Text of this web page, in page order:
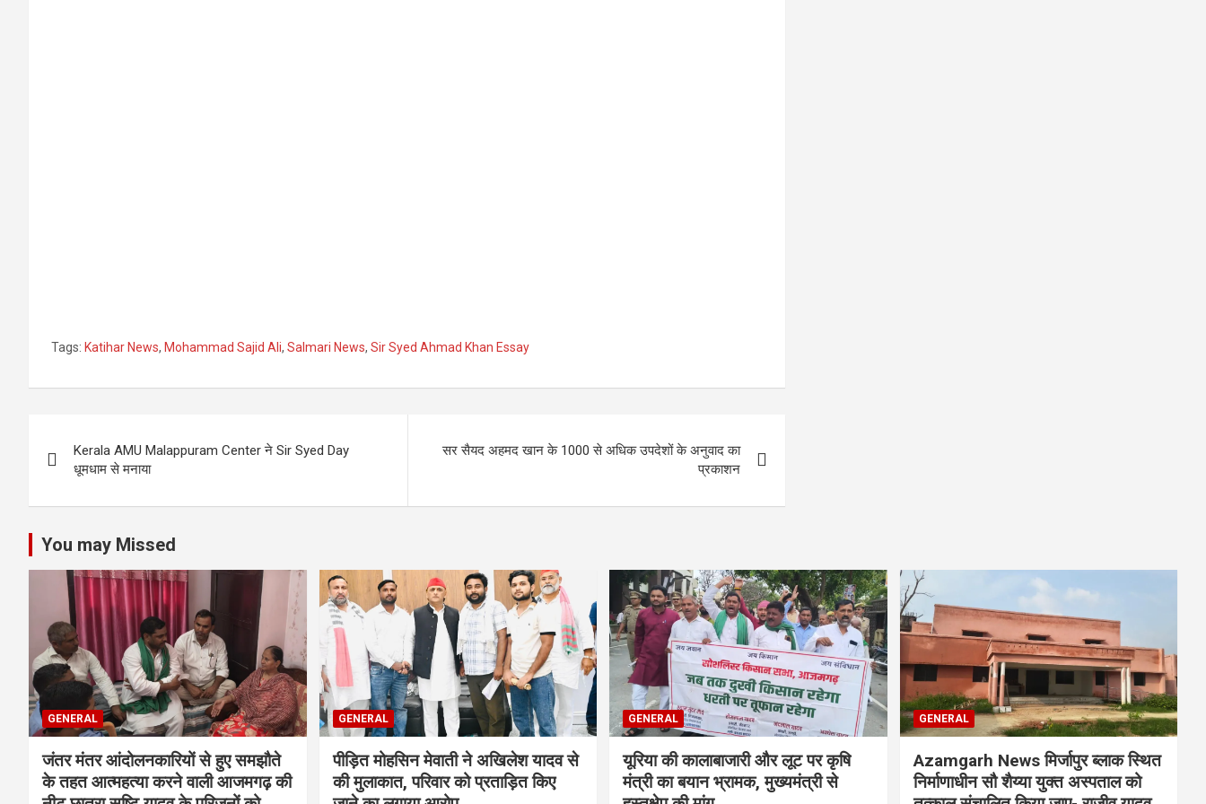
Tags: Katihar News, Mohammad Sajid Ali, Salmari News, Sir Syed Ahmad Khan Essay
navigation
Kerala AMU Malappuram Center ने Sir Syed Day
धूमधाम से मनाया
सर सैयद अहमद खान के 1000 से अधिक उपदेशों के अनुवाद का
प्रकाशन
You may Missed
GENERAL
जंतर मंतर आंदोलनकारियों से हुए समझौते
के तहत आत्महत्या करने वाली आजमगढ़ की
GENERAL
पीड़ित मोहसिन मेवाती ने अखिलेश यादव से
की मुलाकात, परिवार को प्रताड़ित किए
GENERAL
यूरिया की कालाबाजारी और लूट पर कृषि
मंत्री का बयान भ्रामक, मुख्यमंत्री से
GENERAL
Azamgarh News मिर्जापुर ब्लाक स्थित
निर्माणाधीन सौ शैय्या युक्त अस्पताल को